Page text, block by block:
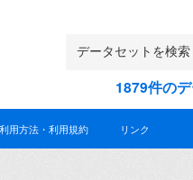
1879件の
利用方法・利用規約 リンク